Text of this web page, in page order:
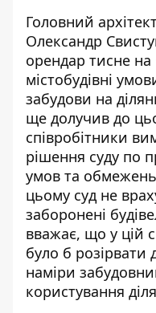
Головний
Олександр
орендар тисне
містобудівні
забудови на
ще долучив до
співробітники
рішення суду по
умов та
цьому суд не
заборонені
вважає, що у цій
було б розірвати
наміри
користування